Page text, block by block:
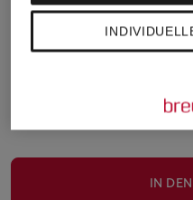
Jetzt Neukunde werden
im letzten
IN